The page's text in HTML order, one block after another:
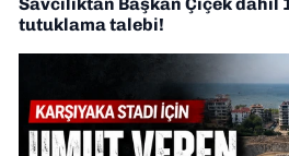
tutuklama talebi!